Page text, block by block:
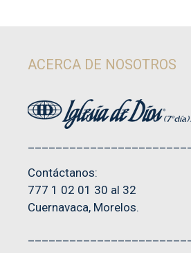
ACERCA DE NOSOTROS
Contáctanos:
777 1 02 01 30 al 32
Cuernavaca, Morelos.